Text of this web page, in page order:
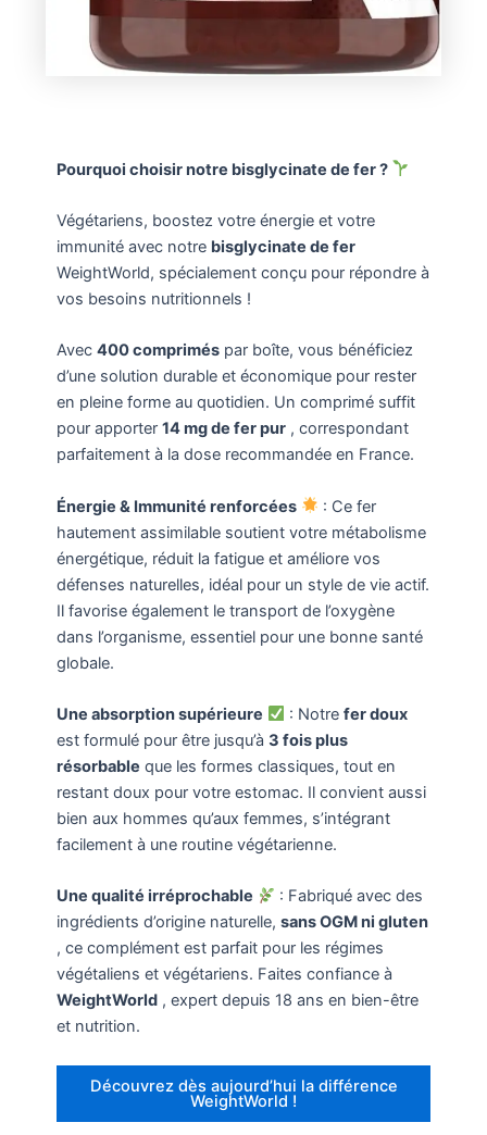
Pourquoi choisir notre bisglycinate de fer ?
Végétariens, boostez votre énergie et votre
immunité avec notre bisglycinate de fer
WeightWorld, spécialement conçu pour répondre à
vos besoins nutritionnels !
Avec 400 compriméspar boîte, vous bénéficiez
d’une solution durable et économique pour rester
en pleine forme au quotidien. Un comprimé suffit
pour apporter 14 mg de fer pur, correspondant
parfaitement à la dose recommandée en France.
Énergie & Immunité renforcées
: Ce fer
hautement assimilable soutient votre métabolisme
énergétique, réduit la fatigue et améliore vos
défenses naturelles, idéal pour un style de vie actif.
Il favorise également le transport de l’oxygène
dans l’organisme, essentiel pour une bonne santé
globale.
Une absorption supérieure : Notrefer doux
est formulé pour être jusqu’à 3 fois plus
résorbable que les formes classiques, tout en
restant doux pour votre estomac. Il convient aussi
bien aux hommes qu’aux femmes, s’intégrant
facilement à une routine végétarienne.
Une qualité irréprochable
: Fabriqué avec des
ingrédients d’origine naturelle, sans OGM ni gluten
, ce complément est parfait pour les régimes
végétaliens et végétariens. Faites confiance à
WeightWorld, expert depuis 18 ans en bien-être
et nutrition.
Découvrez dès aujourd’hui la différence
WeightWorld !